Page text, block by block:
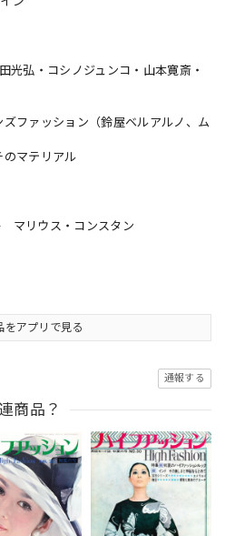
光弘・コシノジュンコ・山本寛斎・
ファッション（鈴屋ベルアルノ、ム
のマテリアル
マリウス・コンスタン
をアプリで見る
通報する
商品？